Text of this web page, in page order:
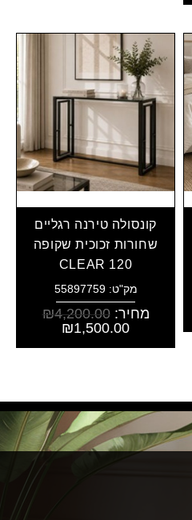
קונסולה טירנה רגליים
שחורות זכוכית שקופה
CLEAR 120
מק"ט: 55897759
מחיר: ₪4,200.00
₪1,500.00